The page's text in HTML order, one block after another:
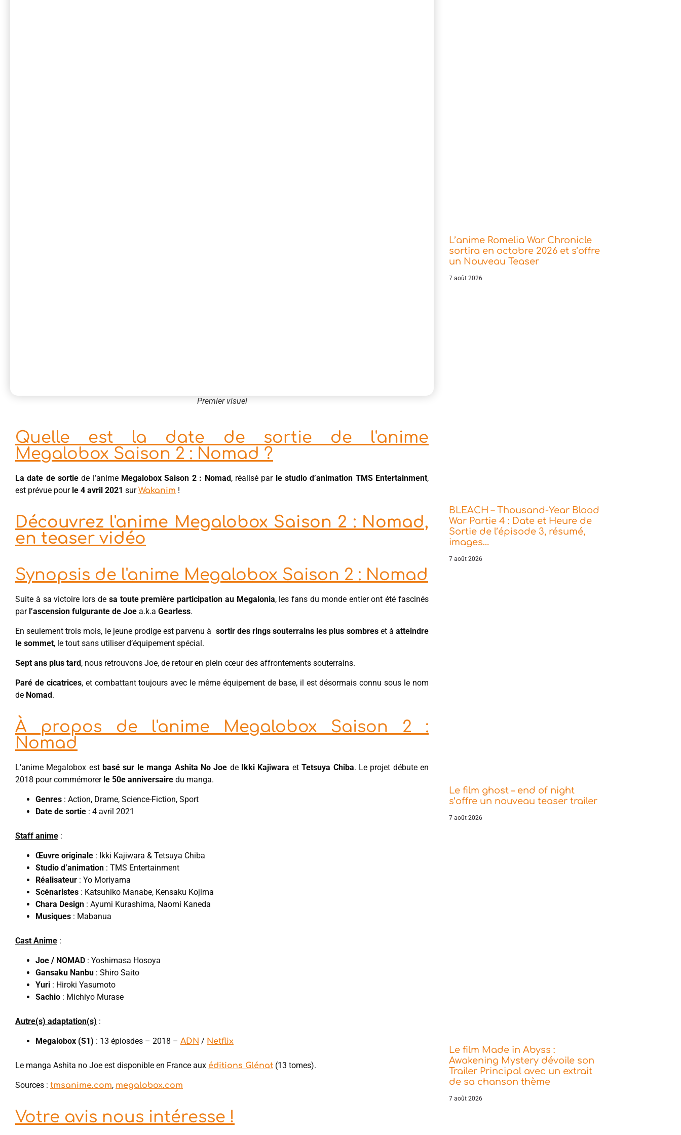
Premier visuel
Quelle est la date de sortie de l'anime
Megalobox Saison 2 : Nomad ?
La date de sortie de l’anime Megalobox Saison 2 : Nomad , réalisé par le studio d’animation TMS Entertainment,
est prévue pour le 4 avril 2021 surWakanim !
Découvrez l'anime Megalobox Saison 2 : Nomad,
en teaser vidéo
Synopsis de l'anime Megalobox Saison 2 : Nomad
Suite à sa victoire lors de sa toute première participation au Megalonia, les fans du monde entier ont été fascinés
par l’ascension fulgurante de Joe a.k.a Gearless.
En seulement trois mois, le jeune prodige est parvenu à sortir des rings souterrains les plus sombreset àatteindre
le sommet, le tout sans utiliser d’équipement spécial.
Sept ans plus tard , nous retrouvons Joe, de retour en plein cœur des affrontements souterrains.
Paré de cicatrices, et combattant toujours avec le même équipement de base, il est désormais connu sous le nom
de Nomad .
À propos de l'anime Megalobox Saison 2 :
Nomad
L’anime Megalobox est basé sur le manga Ashita No Joe de Ikki Kajiwara etTetsuya Chiba. Le projet débute en
2018 pour commémorer le 50e anniversaire du manga.
Genres : Action, Drame, Science-Fiction, Sport
Date de sortie : 4 avril 2021
Staff anime :
Œuvre originale : Ikki Kajiwara & Tetsuya Chiba
Studio d’animation : TMS Entertainment
Réalisateur : Yo Moriyama
Scénaristes : Katsuhiko Manabe, Kensaku Kojima
Chara Design : Ayumi Kurashima, Naomi Kaneda
Musiques : Mabanua
Cast Anime :
Joe / NOMAD : Yoshimasa Hosoya
Gansaku Nanbu : Shiro Saito
Yuri : Hiroki Yasumoto
Sachio : Michiyo Murase
Autre(s) adaptation(s) :
Megalobox (S1) : 13 épiosdes – 2018 – ADN / Netflix
Le manga Ashita no Joe est disponible en France aux éditions Glénat (13 tomes).
Sources : tmsanime.com, megalobox.com
Votre avis nous intéresse !
L’anime Romelia War Chronicle
sortira en octobre 2026 et s’offre
un Nouveau Teaser
7 août 2026
BLEACH – Thousand-Year Blood
War Partie 4 : Date et Heure de
Sortie de l’épisode 3, résumé,
images…
7 août 2026
Le film ghost – end of night
s’offre un nouveau teaser trailer
7 août 2026
Le film Made in Abyss :
Awakening Mystery dévoile son
Trailer Principal avec un extrait
de sa chanson thème
7 août 2026